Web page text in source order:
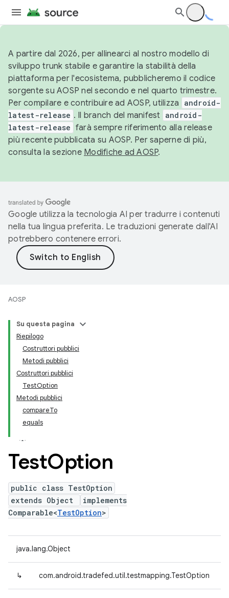
A partire dal 2026, per allinearci al nostro modello di
sviluppo trunk stabile e garantire la stabilità della
piattaforma per l'ecosistema, pubblicheremo il codice
sorgente su AOSP nel secondo e nel quarto trimestre.
Per compilare e contribuire ad AOSP, utilizza
android-
latest-release . Il branch del manifest android-
latest-release farà sempre riferimento alla release
più recente pubblicata su AOSP. Per saperne di più,
consulta la sezione Modifiche ad AOSP.
Google utilizza la tecnologia AI per tradurre i contenuti
nella tua lingua preferita. Le traduzioni generate dall'AI
potrebbero contenere errori.
AOSP
Su questa pagina
Riepilogo
Costruttori pubblici
Metodi pubblici
Costruttori pubblici
TestOption
Metodi pubblici
compareTo
equals
TestOption
public class TestOption
extends Object
implements
Comparable<TestOption>
java.lang.Object
↳ com.android.tradefed.util.testmapping.TestOption